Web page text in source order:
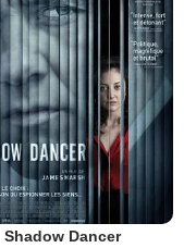
Shadow Dancer